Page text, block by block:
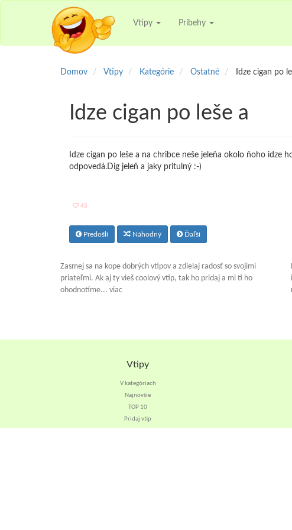
Vtipy Príbehy
Domov Vtipy Kategórie Ostatné Idze cigan po
Idze cigan po leše a
Idze cigan po leše a na chribce neše jeleňa okolo ňoho idze
odpovedá.Dig jeleň a jaky pritulný :-)
45
Predošlí Náhodný Ďaľší
Zasmej sa na kope dobrých vtipov a zdielaj radosť so svojimi
priateľmi. Ak aj ty vieš coolový vtip, tak ho pridaj a mi ti ho
ohodnotíme... viac
Vtipy
V kategóriach
Najnovšie
TOP 10
Pridaj vtip